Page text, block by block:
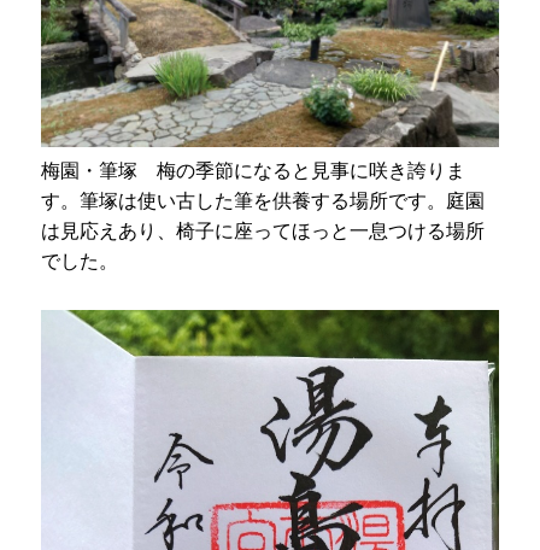
梅園・筆塚 梅の季節になると見事に咲き誇りま
す。筆塚は使い古した筆を供養する場所です。庭園
は見応えあり、椅子に座ってほっと一息つける場所
でした。